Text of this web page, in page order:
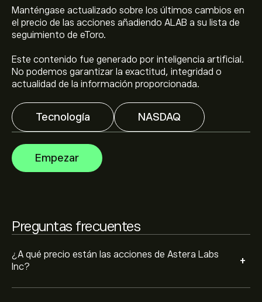
Manténgase actualizado sobre los últimos cambios en
el precio de las acciones añadiendo ALAB a su lista de
seguimiento de eToro.
Este contenido fue generado por inteligencia artificial.
No podemos garantizar la exactitud, integridad o
actualidad de la información proporcionada.
Tecnología NASDAQ
Empezar
Preguntas frecuentes
¿A qué precio están las acciones de Astera Labs
Inc?
+
El precio actual de las acciones de ALAB es de 334.17‎$‎.
El precio medio objetivo para las acciones de Astera
Labs Inc es de 334.17‎$‎.Regístrateen eToro para
analistas.
Las previsiones de los analistas para las acciones de
Astera Labs Inc se basan en las tendencias del
mercado, los estados financieros y el crecimiento
previsto. Consulta las previsiones más recientes para
conocer la evolución futura de los precios.
Basado en las recomendaciones de 15 analistas para
Compra moderada.